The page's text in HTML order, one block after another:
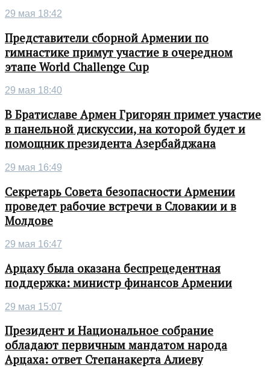
29 мая 18:42
Представители сборной Армении по
гимнастике примут участие в очередном
этапе World Challenge Cup
29 мая 18:40
В Братиславе Армен Григорян примет участие
в панельной дискуссии, на которой будет и
помощник президента Азербайджана
29 мая 16:49
Секретарь Совета безопасности Армении
проведет рабочие встречи в Словакии и в
Молдове
29 мая 16:47
Арцаху была оказана беспрецедентная
поддержка: министр финансов Армении
29 мая 15:07
Президент и Национальное собрание
обладают первичным мандатом народа
Арцаха: ответ Степанакерта Алиеву